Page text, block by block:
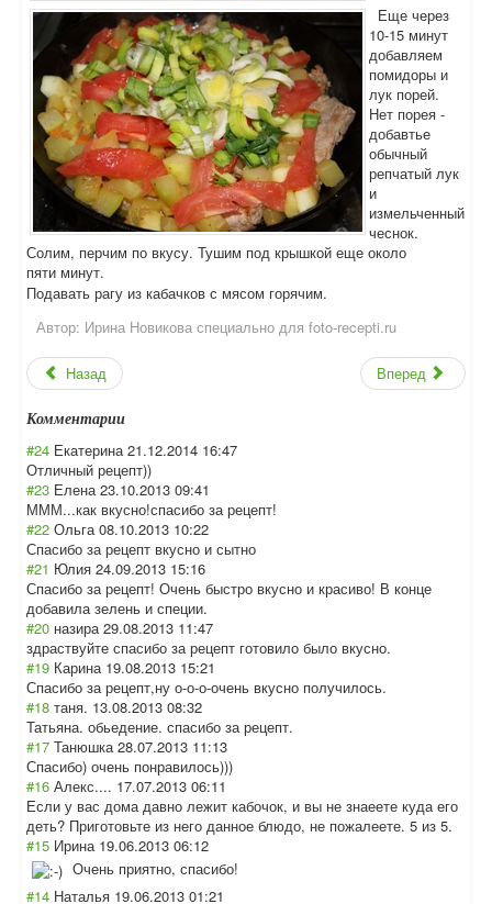
Еще через
10-15 минут
добавляем
помидоры и
лук порей.
Нет порея -
добавтье
обычный
репчатый лук
и
измельченный
чеснок.
Солим, перчим по вкусу. Тушим под крышкой еще около
пяти минут.
Подавать рагу из кабачков с мясом горячим.
Автор: Ирина Новикова специально для foto-recepti.ru
Назад Вперед
Комментарии
#24 Екатерина 21.12.2014 16:47
Отличный рецепт))
#23 Елена 23.10.2013 09:41
МММ...как вкусно!спасибо за рецепт!
#22 Ольга 08.10.2013 10:22
Спасибо за рецепт вкусно и сытно
#21 Юлия 24.09.2013 15:16
Спасибо за рецепт! Очень быстро вкусно и красиво! В конце
добавила зелень и специи.
#20 назира 29.08.2013 11:47
здраствуйте спасибо за рецепт готовило было вкусно.
#19 Карина 19.08.2013 15:21
Спасибо за рецепт,ну о-о-о-очень вкусно получилось.
#18 таня. 13.08.2013 08:32
Татьяна. обьедение. спасибо за рецепт.
#17 Танюшка 28.07.2013 11:13
Спасибо) очень понравилось)))
#16 Алекс.... 17.07.2013 06:11
Если у вас дома давно лежит кабочок, и вы не знаеете куда его
деть? Приготовьте из него данное блюдо, не пожалеете. 5 из 5.
#15 Ирина 19.06.2013 06:12
Очень приятно, спасибо!
#14 Наталья 19.06.2013 01:21